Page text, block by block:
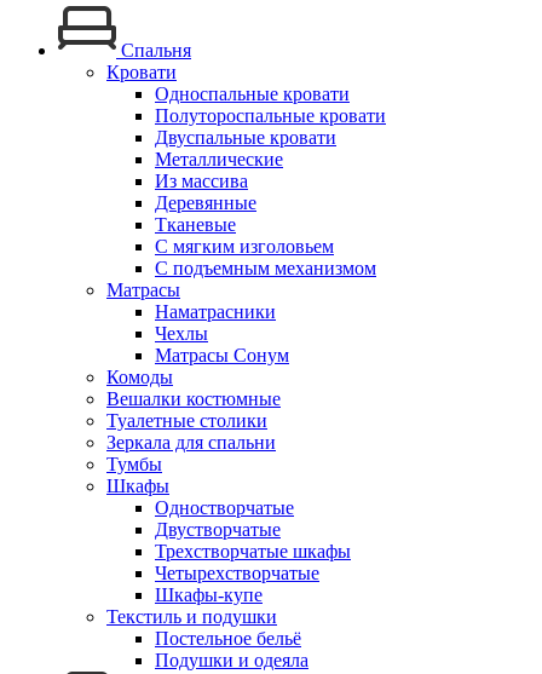
Спальня
Кровати
Односпальные кровати
Полутороспальные кровати
Двуспальные кровати
Металлические
Из массива
Деревянные
Тканевые
С мягким изголовьем
С подъемным механизмом
Матрасы
Наматрасники
Чехлы
Матрасы Сонум
Комоды
Вешалки костюмные
Туалетные столики
Зеркала для спальни
Тумбы
Шкафы
Одностворчатые
Двустворчатые
Трехстворчатые шкафы
Четырехстворчатые
Шкафы-купе
Текстиль и подушки
Постельное бельё
Подушки и одеяла